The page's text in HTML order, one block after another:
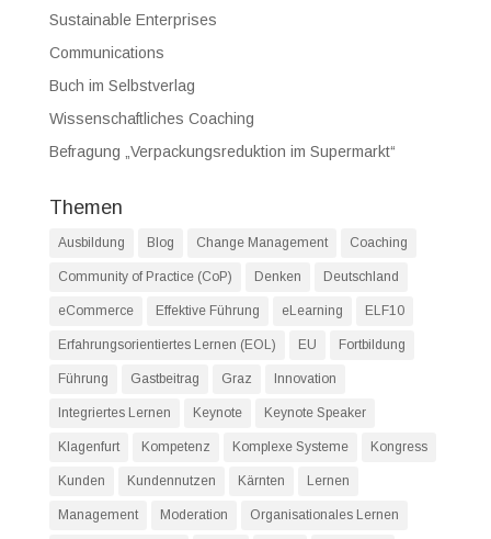
Sustainable Enterprises
Communications
Buch im Selbstverlag
Wissenschaftliches Coaching
Befragung „Verpackungsreduktion im Supermarkt“
Themen
Ausbildung Blog Change Management Coaching
Community of Practice (CoP) Denken Deutschland
eCommerce Effektive Führung eLearning ELF10
Erfahrungsorientiertes Lernen (EOL) EU Fortbildung
Führung Gastbeitrag Graz Innovation
Integriertes Lernen Keynote Keynote Speaker
Klagenfurt Kompetenz Komplexe Systeme Kongress
Kunden Kundennutzen Kärnten Lernen
Management Moderation Organisationales Lernen